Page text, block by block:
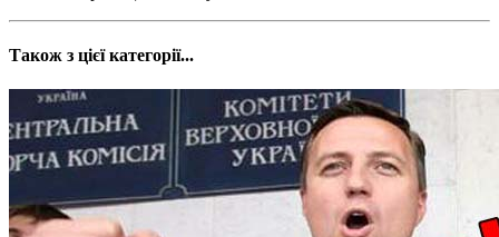
Також з цієї категорії...